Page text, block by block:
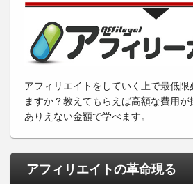
アフィリエイトをしていく上で最低
ますか？教えてもらえば高額な費用
ありえない金額で学べます。
アフィリエイトの革命現る